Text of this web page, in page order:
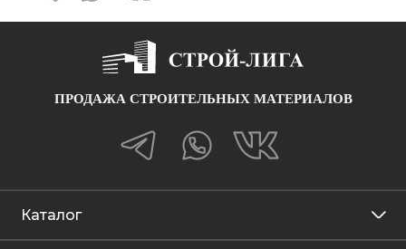
ПРОДАЖА СТРОИТЕЛЬНЫХ МАТЕРИАЛОВ
Каталог